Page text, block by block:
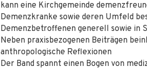
kann eine Kirchgemeinde
Demenzkranke sowie deren Umfeld
Demenzbetroffenen generell sowie in
Neben praxisbezogenen Beiträgen
anthropologische Reflexionen
Der Band spannt einen Bogen von